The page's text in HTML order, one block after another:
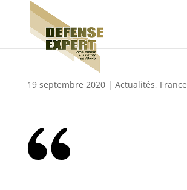
19 septembre 2020| Actualités, France